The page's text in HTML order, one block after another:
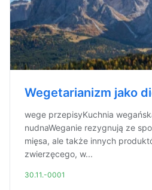
Wegetarianizm jako
wege przepisyKuchnia
nudnaWeganie rezygnują ze
mięsa, ale także innych
zwierzęcego, w...
30.11.-0001